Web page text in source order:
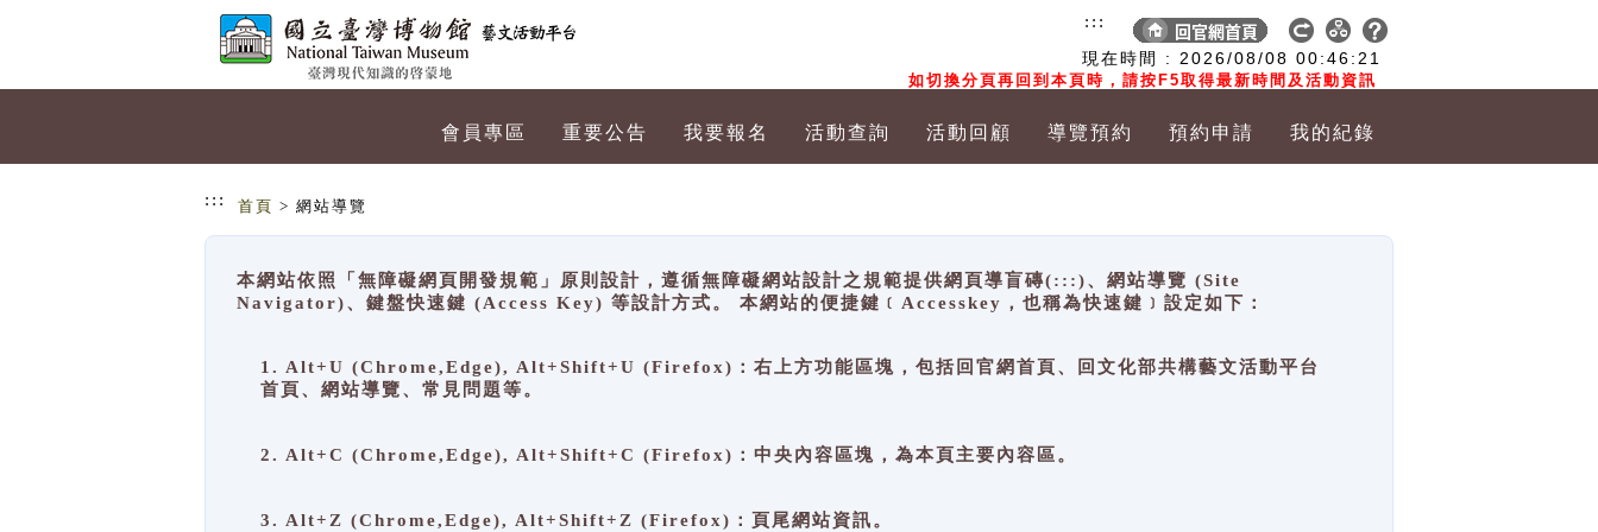
現在時間 : 2026/08/08 00:46:22
如切換分頁再回到本頁時，請按F5取得最新時間及活動資訊
:::
會員專區 重要公告 我要報名 活動查詢 活動回顧 導覽預約 預約申請 我的紀錄
::: 首頁 > 網站導覽
本網站依照「無障礙網頁開發規範」原則設計，遵循無障礙網站設計之規範提供網頁導盲磚(:::)、網站導覽 (Site
Navigator)、鍵盤快速鍵 (Access Key) 等設計方式。 本網站的便捷鍵﹝Accesskey，也稱為快速鍵﹞設定如下：
1. Alt+U (Chrome,Edge), Alt+Shift+U (Firefox)：右上方功能區塊，包括回官網首頁、回文化部共構藝文活動平台
首頁、網站導覽、常見問題等。
2. Alt+C (Chrome,Edge), Alt+Shift+C (Firefox)：中央內容區塊，為本頁主要內容區。
3. Alt+Z (Chrome,Edge), Alt+Shift+Z (Firefox)：頁尾網站資訊。